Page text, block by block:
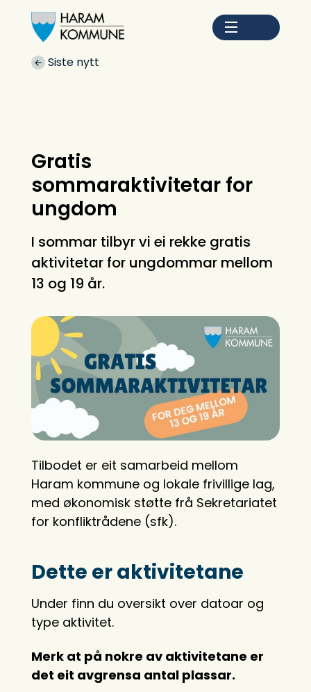
Du er her:
Siste nytt
Gratis
sommaraktivitetar for
ungdom
I sommar tilbyr vi ei rekke gratis
aktivitetar for ungdommar mellom
13 og 19 år.
Tilbodet er eit samarbeid mellom
Haram kommune og lokale frivillige lag,
med økonomisk støtte frå Sekretariatet
for konfliktrådene (sfk).
Dette er aktivitetane
Under finn du oversikt over datoar og
type aktivitet.
Merk at på nokre av aktivitetane er
det eit avgrensa antal plassar.